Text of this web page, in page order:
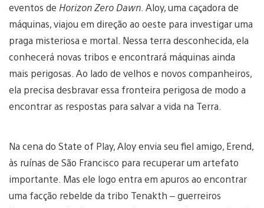
eventos de Horizon Zero Dawn . Aloy, uma caçadora de
máquinas, viajou em direção ao oeste para investigar uma
praga misteriosa e mortal. Nessa terra desconhecida, ela
conhecerá novas tribos e encontrará máquinas ainda
mais perigosas. Ao lado de velhos e novos companheiros,
ela precisa desbravar essa fronteira perigosa de modo a
encontrar as respostas para salvar a vida na Terra.
Na cena do State of Play, Aloy envia seu fiel amigo, Erend,
às ruínas de São Francisco para recuperar um artefato
importante. Mas ele logo entra em apuros ao encontrar
uma facção rebelde da tribo Tenakth – guerreiros